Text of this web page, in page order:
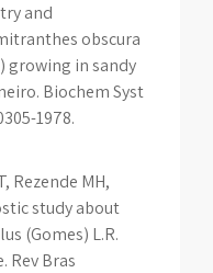
and
obscura
growing in sandy
Biochem Syst
1978.
Rezende MH,
study about
(Gomes) L.R.
Rev Bras